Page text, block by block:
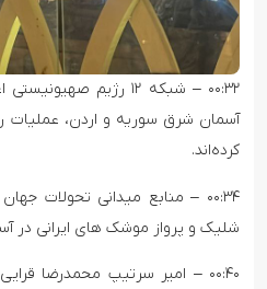
۰۰:۳۲ – شبکه ۱۲ رژیم
آسمان شرق سوریه و اردن، عملیات
کرده‌اند.
۰۰:۳۴ – منابع میدانی تحولات
شلیک و پرواز موشک های ایرانی در
۰۰:۴۰ – امیر سرتیپ محمدرضا